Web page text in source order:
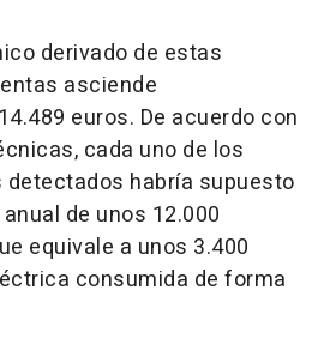
derivado de estas
asciende
euros. De acuerdo con
cada uno de los
habría supuesto
de unos 12.000
equivale a unos 3.400
consumida de forma